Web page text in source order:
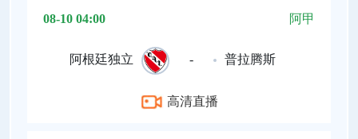
08-10 04:00 阿甲
阿根廷独立 - 普拉腾斯
高清直播